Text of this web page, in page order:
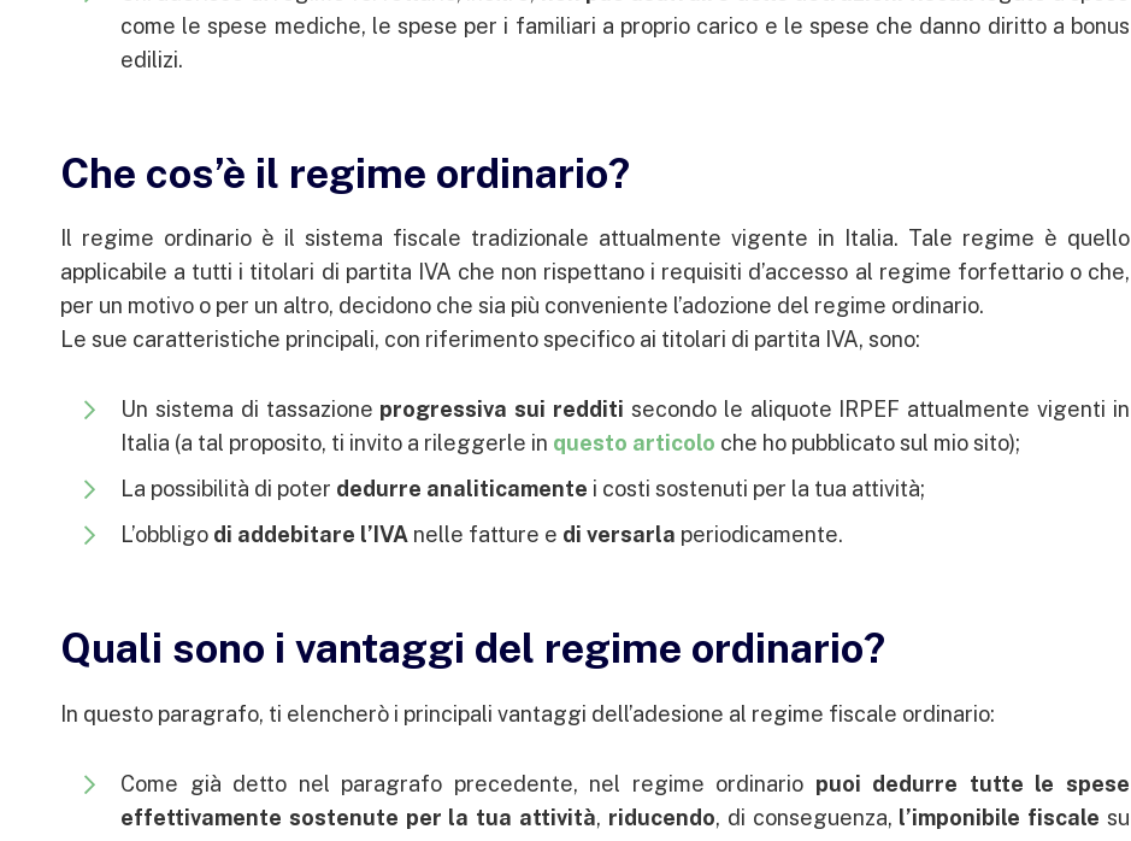
come le spese mediche, le spese per i familiari a proprio carico e le spese che danno diritto a bonus
edilizi.
Che cos’è il regime ordinario?
Il regime ordinario è il sistema fiscale tradizionale attualmente vigente in Italia. Tale regime è quello
applicabile a tutti i titolari di partita IVA che non rispettano i requisiti d’accesso al regime forfettario o che,
per un motivo o per un altro, decidono che sia più conveniente l’adozione del regime ordinario.
Le sue caratteristiche principali, con riferimento specifico ai titolari di partita IVA, sono:
Un sistema di tassazione progressiva sui redditi secondo le aliquote IRPEF attualmente vigenti in
Italia (a tal proposito, ti invito a rileggerle in questo articolo che ho pubblicato sul mio sito);
La possibilità di poter dedurre analiticamente i costi sostenuti per la tua attività;
L’obbligo di addebitare l’IVA nelle fatture e di versarla periodicamente.
Quali sono i vantaggi del regime ordinario?
In questo paragrafo, ti elencherò i principali vantaggi dell’adesione al regime fiscale ordinario:
Come già detto nel paragrafo precedente, nel regime ordinario puoi dedurre tutte le spese
effettivamente sostenute per la tua attività, riducendo, di conseguenza, l’imponibile fiscale su